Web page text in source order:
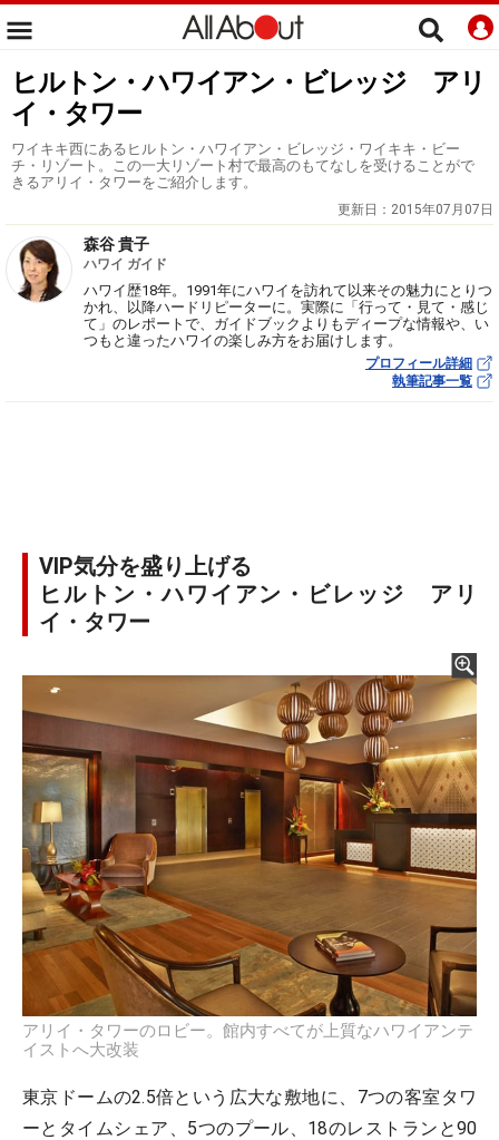
ヒルトン・ハワイアン・ビレッジ アリ
イ・タワー
ワイキキ西にあるヒルトン・ハワイアン・ビレッジ・ワイキキ・ビー
チ・リゾート。この一大リゾート村で最高のもてなしを受けることがで
きるアリイ・タワーをご紹介します。
更新日： 2015年07月07日
森谷 貴子
ハワイ ガイド
ハワイ歴18年。1991年にハワイを訪れて以来その魅力にとりつ
かれ、以降ハードリピーターに。実際に「行って・見て・感じ
て」のレポートで、ガイドブックよりもディープな情報や、い
つもと違ったハワイの楽しみ方をお届けします。
プロフィール詳細
執筆記事一覧
VIP気分を盛り上げる
ヒルトン・ハワイアン・ビレッジ アリ
イ・タワー
アリイ・タワーのロビー。館内すべてが上質なハワイアンテ
イストへ大改装
東京ドームの2.5倍という広大な敷地に、7つの客室タワ
ーとタイムシェア、5つのプール、18のレストランと90